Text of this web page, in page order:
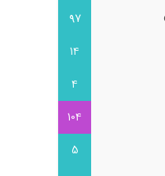
97
14
4
104
5